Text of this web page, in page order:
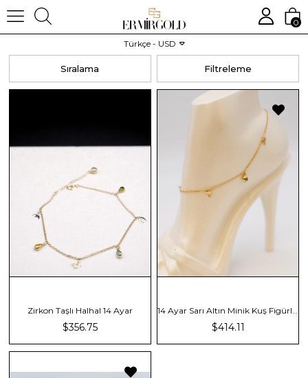
Türkçe - USD
0
Anasayfa KADIN Halhal
Filtreleme
Sıralama
Zirkon Taşlı Halhal 14 Ayar
$356.75 $414.11